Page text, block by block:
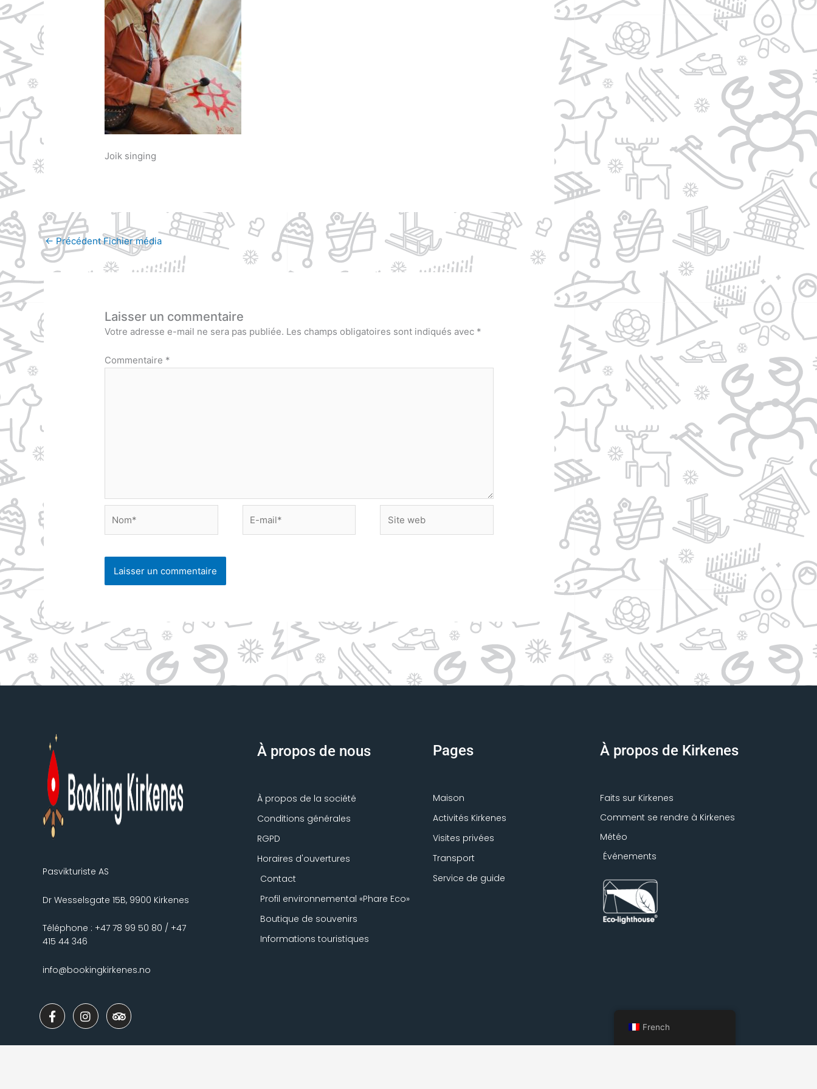
Joik singing
← Précédent Fichier média
Laisser un commentaire
Votre adresse e-mail ne sera pas publiée. Les champs obligatoires sont indiqués avec *
Commentaire *
mail*
web
Pasvikturiste AS
Dr Wesselsgate 15B, 9900 Kirkenes
Téléphone : +47 78 99 50 80 / +47
415 44 346
info@bookingkirkenes.no
F
a
c
e
I
n
s
t
T
r
i
p
À propos de nous
À propos de la société
Conditions générales
RGPD
Horaires d'ouvertures
Contact
Profil environnemental «Phare Eco»
Boutique de souvenirs
Informations touristiques
Pages
Maison
Activités Kirkenes
Visites privées
Transport
Service de guide
À propos de Kirkenes
Faits sur Kirkenes
Comment se rendre à Kirkenes
Météo
Événements
French